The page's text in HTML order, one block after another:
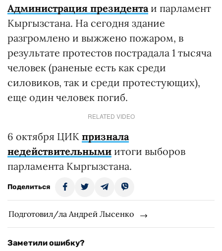
Администрация президента и парламент
Кыргызстана. На сегодня здание
разгромлено и выжжено пожаром, в
результате протестов пострадала 1 тысяча
человек (раненые есть как среди
силовиков, так и среди протестующих),
еще один человек погиб.
RELATED VIDEO
6 октября ЦИК признала
недействительными итоги выборов
парламента Кыргызстана.
Поделиться
Подготовил/ла Андрей Лысенко
Заметили ошибку?